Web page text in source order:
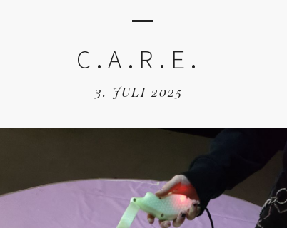
C.A.R.E.
3. JULI 2025